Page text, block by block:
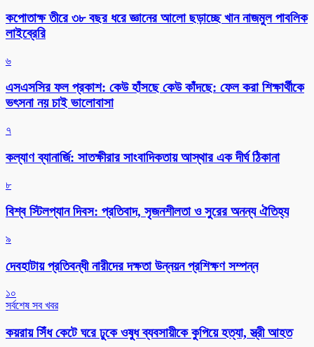
কপোতাক্ষ তীরে ৩৮ বছর ধরে জ্ঞানের আলো ছড়াচ্ছে খান নাজমুল পাবলিক
লাইব্রেরি
৬
এসএসসির ফল প্রকাশ: কেউ হাঁসছে কেউ কাঁদছে: ফেল করা শিক্ষার্থীকে
ভৎসনা নয় চাই ভালোবাসা
৭
কল্যাণ ব্যানার্জি: সাতক্ষীরার সাংবাদিকতায় আস্থার এক দীর্ঘ ঠিকানা
৮
বিশ্ব স্টিলপ্যান দিবস: প্রতিবাদ, সৃজনশীলতা ও সুরের অনন্য ঐতিহ্য
৯
দেবহাটায় প্রতিবন্ধী নারীদের দক্ষতা উন্নয়ন প্রশিক্ষণ সম্পন্ন
১০
সর্বশেষ সব খবর
কয়রায় সিঁধ কেটে ঘরে ঢুকে ওষুধ ব্যবসায়ীকে কুপিয়ে হত্যা, স্ত্রী আহত